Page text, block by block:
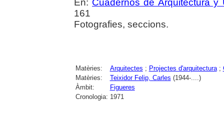
En: Cuadernos de Arquitectura y
161
Fotografies, seccions.
Matèries: Arquitectes ; Projectes d'arquitectura;
Matèries:
Teixidor Felip, Carles (1944-....)
Àmbit:
Figueres
Cronologia: 1971